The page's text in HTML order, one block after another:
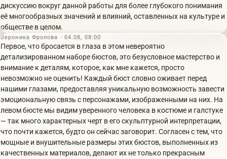
дискуссию вокруг данной работы для более глубокого понимания
её многообразных значений и влияний, оставленных на культуре и
обществе в целом.
Вероника Фролова · 04.08, 08:00
Первое, что бросается в глаза в этом невероятно
детализированном наборе бюстов, это безусловное мастерство и
внимание к деталям, которое, как мне кажется, просто
невозможно не оценить! Каждый бюст словно оживает перед
нашими глазами, предоставляя уникальную возможность завести
эмоциональную связь с персонажами, изображенными на них. На
левом бюсте мы видим уверенного человека в костюме и галстуке
— так много характерных черт в его скульптурной интерпретации,
что почти кажется, будто он сейчас заговорит. Согласен с тем, что
мощные и внушительные размеры этих бюстов, выполненных из
качественных материалов, делают их не только прекрасным